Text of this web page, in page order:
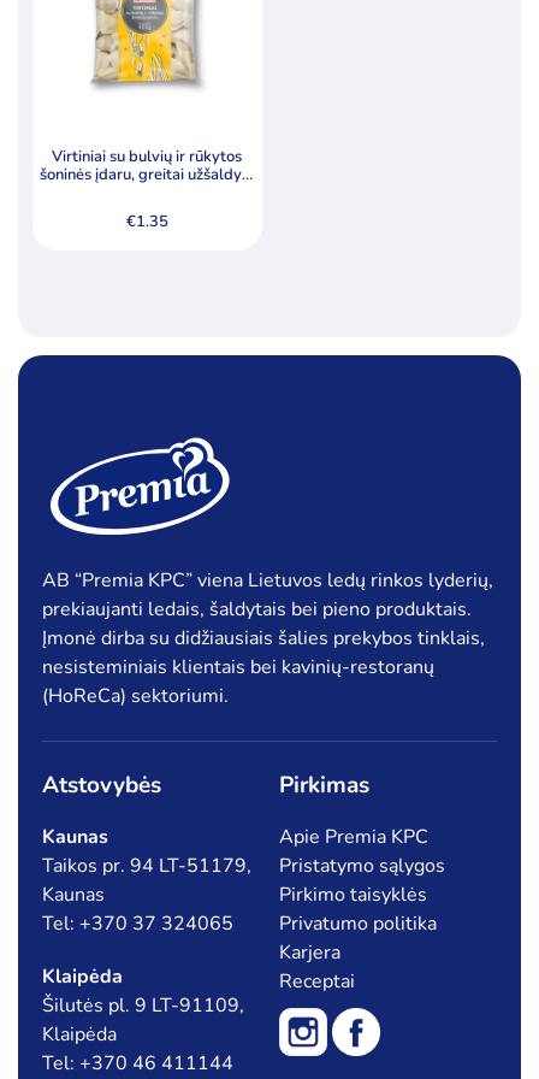
Virtiniai su bulvių ir rūkytos
šoninės įdaru, greitai užšaldyti,
€1.35
AB “Premia KPC” viena Lietuvos ledų rinkos lyderių,
prekiaujanti ledais, šaldytais bei pieno produktais.
Įmonė dirba su didžiausiais šalies prekybos tinklais,
nesisteminiais klientais bei kavinių-restoranų
(HoReCa) sektoriumi.
Atstovybės
Kaunas
Taikos pr. 94 LT-51179,
Kaunas
Tel: +370 37 324065
Klaipėda
Šilutės pl. 9 LT-91109,
Klaipėda
Tel: +370 46 411144
Pirkimas
Apie Premia KPC
Pristatymo sąlygos
Pirkimo taisyklės
Privatumo politika
Karjera
Receptai